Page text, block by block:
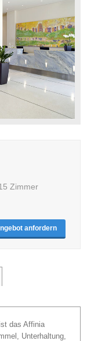
Zimmer
anfordern
das Affinia
Unterhaltung,